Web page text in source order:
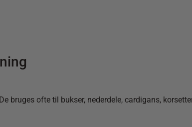
ofte til bukser, nederdele, cardigans,